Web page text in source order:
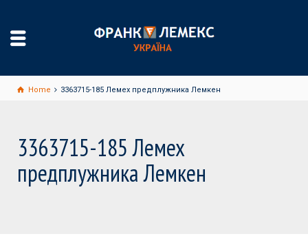
Home 3363715-185 Лемех предплужника Лемкен
3363715-185 Лемех
предплужника Лемкен